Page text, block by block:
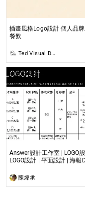
插畫風格Logo設計 個人品
餐飲
Ted Visual Design
Answer設計工作室 | LOGO
LOGO設計 | 平面設計 | 海報DM設計
陳煒承